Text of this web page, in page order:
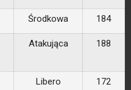
Środkowa 184
Atakująca 188
Libero 172